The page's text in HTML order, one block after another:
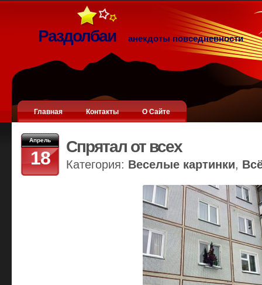
Раздолбаи анекдоты повседневности
Главная Контакты О Сайте
Апрель
18
Спрятал от всех
Категория: Веселые картинки,